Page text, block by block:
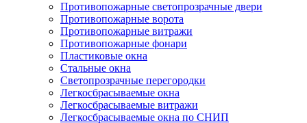
Противопожарные светопрозрачные двери
Противопожарные ворота
Противопожарные витражи
Противопожарные фонари
Пластиковые окна
Стальные окна
Светопрозрачные перегородки
Легкосбрасываемые окна
Легкосбрасываемые витражи
Легкосбрасываемые окна по СНИП